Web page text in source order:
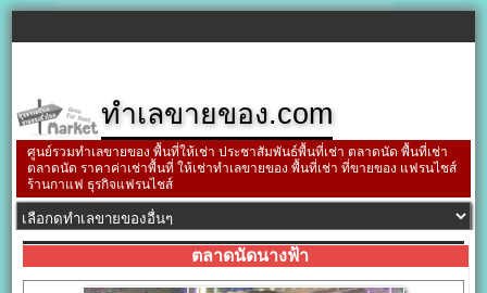
ทำเลขายของ.com
ศูนย์รวมทำเลขายของ พื้นที่ให้เช่า ประชาสัมพันธ์พื้นที่เช่า ตลาดนัด พื้นที่เช่า
ตลาดนัด ราคาค่าเช่าพื้นที่ ให้เช่าทำเลขายของ พื้นที่เช่า ที่ขายของ แฟรนไชส์
ร้านกาแฟ ธุรกิจแฟรนไชส์
ตลาดนัดนางฟ้า